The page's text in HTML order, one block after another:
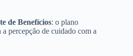
de Benefícios: o plano
percepção de cuidado com a